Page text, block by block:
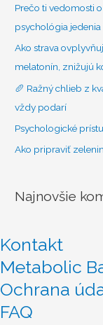
ť
:
Prečo ti vedomosti
psychológia jedenia
Ako strava
melatonín, znižujú
🥖 Ražný chlieb z
vždy podarí
Psychologické
Ako pripraviť
Najnovšie
Kontakt
Metabolic
Ochrana
FAQ